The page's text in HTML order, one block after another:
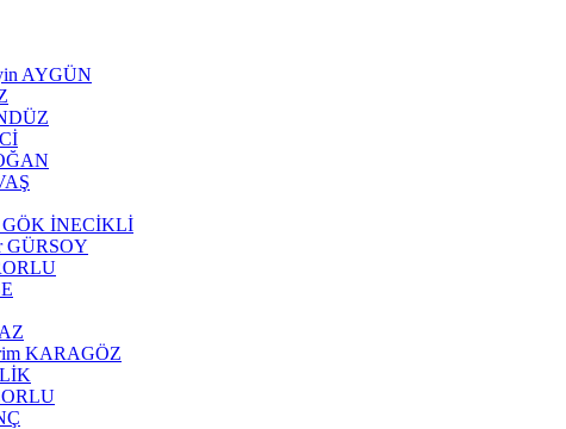
AYGÜN
GÖK İNECİKLİ
GÜRSOY
KARAGÖZ